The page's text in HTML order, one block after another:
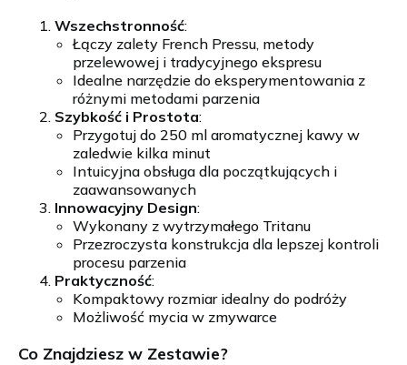
Wszechstronność:
Łączy zalety French Pressu, metody
przelewowej i tradycyjnego ekspresu
Idealne narzędzie do eksperymentowania z
różnymi metodami parzenia
Szybkość i Prostota:
Przygotuj do 250 ml aromatycznej kawy w
zaledwie kilka minut
Intuicyjna obsługa dla początkujących i
zaawansowanych
Innowacyjny Design:
Wykonany z wytrzymałego Tritanu
Przezroczysta konstrukcja dla lepszej kontroli
procesu parzenia
Praktyczność:
Kompaktowy rozmiar idealny do podróży
Możliwość mycia w zmywarce
Co Znajdziesz w Zestawie?